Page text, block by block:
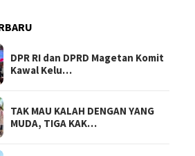
DPR RI dan DPRD Magetan Komit
Kawal Kelu…
TAK MAU KALAH DENGAN YANG
MUDA, TIGA KAK…